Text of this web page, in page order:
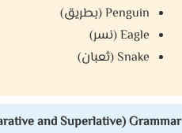
Penguin (بطريق)
Eagle (نسر)
Snake (ثعبان)
Grammar (Comparative and Superlative - المقارنة والتفضيل):